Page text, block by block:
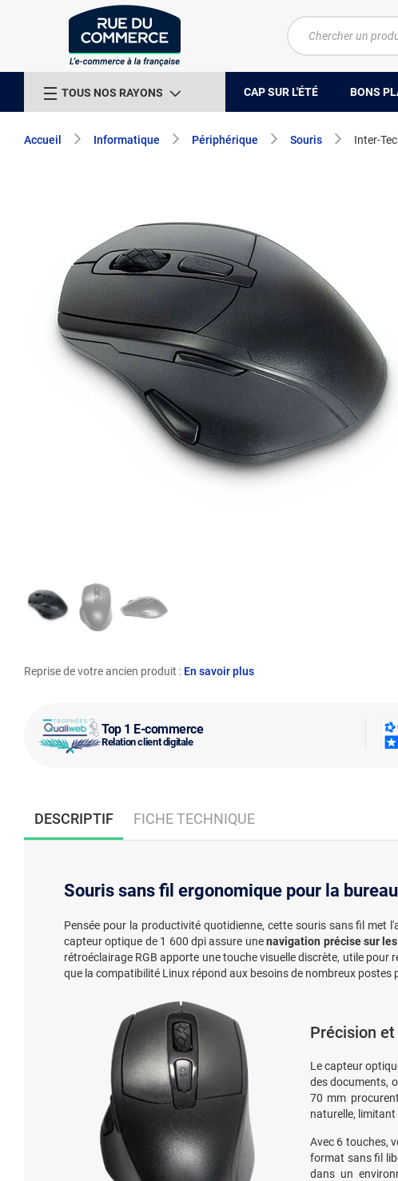
TOUS NOS RAYONS CAP SUR L'ÉTÉ BONS
Accueil Informatique Périphérique Souris Inter-
Top 1 E-commerce
Relation client digitale
Reprise de votre ancien produit : En savoir plus
DESCRIPTIF FICHE TECHNIQUE
Souris sans fil ergonomique pour la
Pensée pour la productivité quotidienne, cette souris sans fil met
capteur optique de 1 600 dpi assure unenavigation précise sur
rétroéclairage RGB apporte une touche visuelle discrète, utile
que la compatibilité Linux répond aux besoins de nombreux postes
Précision
Le capteur
des documents,
70 mm
naturelle,
Avec 6 touches,
format sans fil
dans un